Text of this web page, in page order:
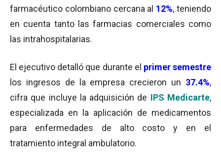
farmacéutico colombiano cercana al 12%, teniendo
en cuenta tanto las farmacias comerciales como
las intrahospitalarias.
El ejecutivo detalló que durante el primer semestre
los ingresos de la empresa crecieron un 37.4%,
cifra que incluye la adquisición de IPS Medicarte,
especializada en la aplicación de medicamentos
para enfermedades de alto costo y en el
tratamiento integral ambulatorio.